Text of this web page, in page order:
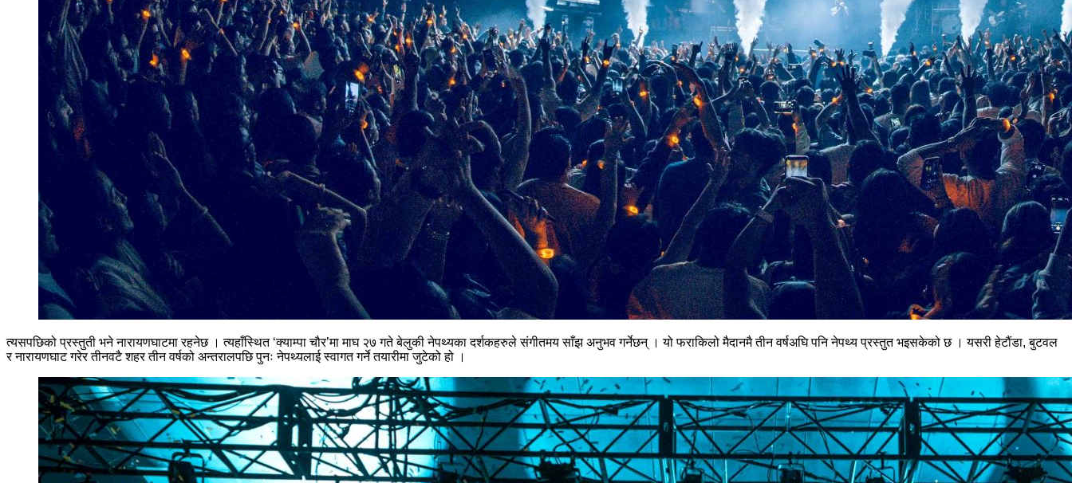
त्यसपछिको प्रस्तुती भने नारायणघाटमा रहनेछ । त्यहाँस्थित ‘क्याम्पा चौर’मा माघ २७ गते बेलुकी नेपथ्यका दर्शकहरुले संगीतमय साँझ अनुभव गर्नेछन् । यो फराकिलो मैदानमै तीन वर्षअघि पनि नेपथ्य प्रस्तुत भइसकेको छ । यसरी हेटौंडा, बुटवल
र नारायणघाट गरेर तीनवटै शहर तीन वर्षको अन्तरालपछि पुनः नेपथ्यलाई स्वागत गर्ने तयारीमा जुटेको हो ।